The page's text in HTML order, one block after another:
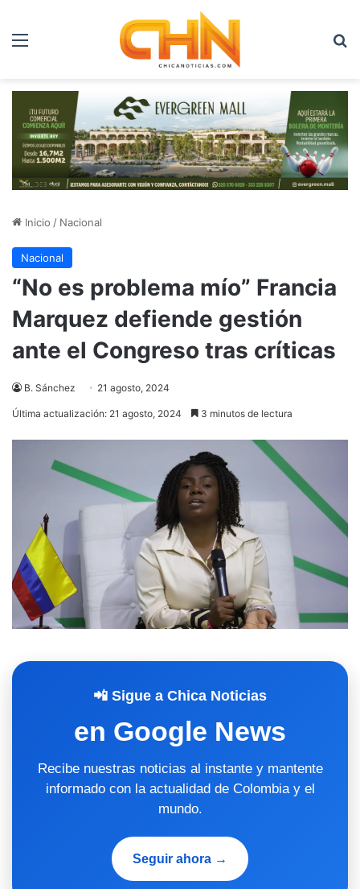
Menú
Inicio / Nacional
Nacional
“No es problema mío” Francia
Marquez defiende gestión
ante el Congreso tras críticas
B. Sánchez 21 agosto, 2024
Última actualización: 21 agosto, 2024 3 minutos de lectura
📲 Sigue a Chica Noticias
en Google News
Recibe nuestras noticias al instante y mantente
informado con la actualidad de Colombia y el
mundo.
Seguir ahora →